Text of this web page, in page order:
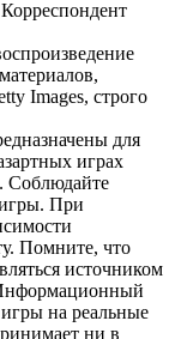
Images, строго
для
играх
Соблюдайте
При
Помните, что
источником
на реальные
ни в